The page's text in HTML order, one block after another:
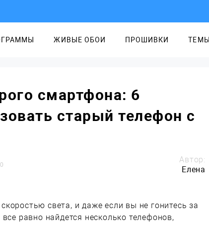
ЖИВЫЕ ОБОИ ПРОШИВКИ ТЕМЫ
смартфона: 6
старый телефон с
0
Автор:
Елена
света, и даже если вы не гонитесь за
равно найдется несколько телефонов,